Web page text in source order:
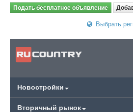
Подать бесплатное объявление
Выбрать
Новостройки
Вторичный рынок